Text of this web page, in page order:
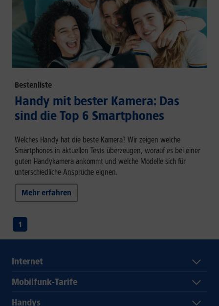
Bestenliste
Handy mit bester Kamera: Das
sind die Top 6 Smartphones
Welches Handy hat die beste Kamera? Wir zeigen welche
Smartphones in aktuellen Tests überzeugen, worauf es bei einer
guten Handykamera ankommt und welche Modelle sich für
unterschiedliche Ansprüche eignen.
Mehr erfahren
1
Internet
Mobilfunk-Tarife
Handys